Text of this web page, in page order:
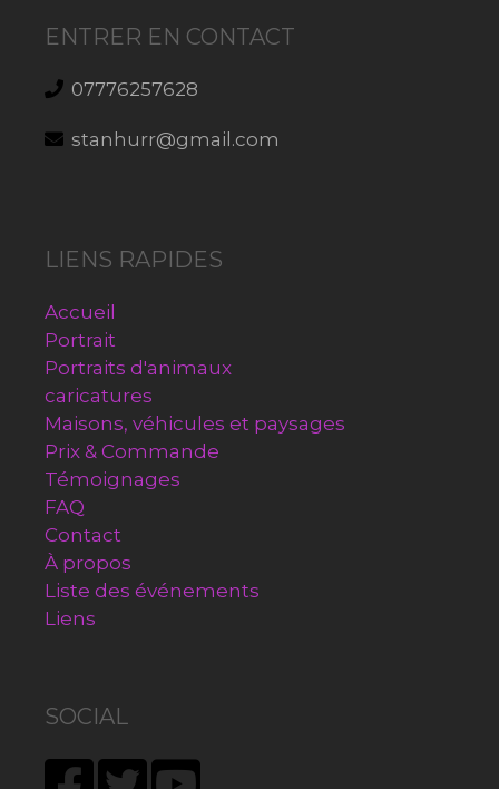
ENTRER EN CONTACT
07776257628
stanhurr@gmail.com
LIENS RAPIDES
Accueil
Portrait
Portraits d'animaux
caricatures
Maisons, véhicules et paysages
Prix & Commande
Témoignages
FAQ
Contact
À propos
Liste des événements
Liens
SOCIAL